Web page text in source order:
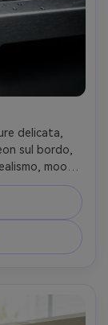
delicata,
sul bordo,
mood
A1, 90mm,
--ar 4:5